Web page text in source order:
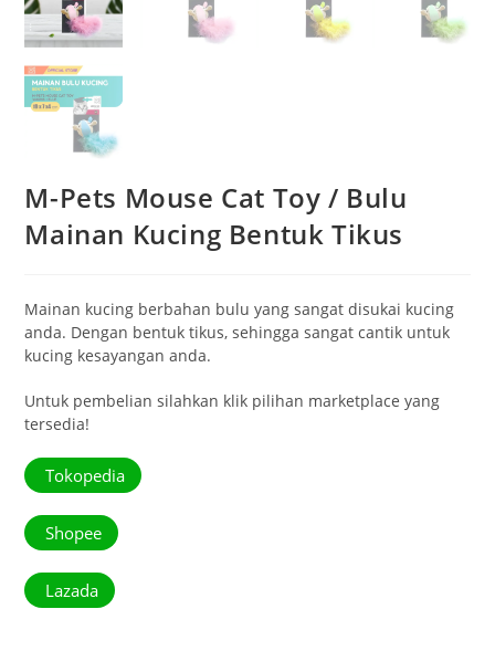
M-Pets Mouse Cat Toy / Bulu
Mainan Kucing Bentuk Tikus
Mainan kucing berbahan bulu yang sangat disukai kucing
anda. Dengan bentuk tikus, sehingga sangat cantik untuk
kucing kesayangan anda.
Untuk pembelian silahkan klik pilihan marketplace yang
tersedia!
Tokopedia
Shopee
Lazada